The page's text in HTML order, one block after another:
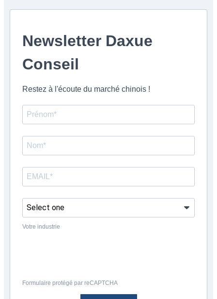
Newsletter Daxue
Conseil
Restez à l'écoute du marché chinois !
Votre industrie
Formulaire protégé par reCAPTCHA